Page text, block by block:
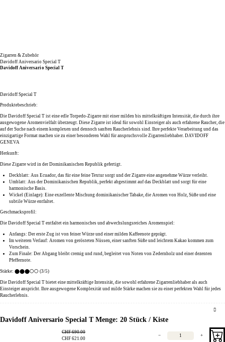
Zigarren & Zubehör
Davidoff Aniversario Special T
Davidoff Aniversario Special T
Davidoff Special T
Produktebeschrieb:
Die Davidoff Special T ist eine edle Torpedo-Zigarre mit einer milden bis mittelkräftigen Intensität, die durch ihre
ausgewogene Aromenvielfalt überzeugt. Diese Zigarre ist ideal für sowohl Einsteiger als auch erfahrene Raucher, die
auf der Suche nach einem komplexen und dennoch sanften Raucherlebnis sind. Ihre perfekte Verarbeitung und das
einzigartige Format machen sie zu einer besonderen Wahl für anspruchsvolle Zigarrenliebhaber. DAVIDOFF
GENEVA
Herkunft:
Diese Zigarre wird in der Dominikanischen Republik gefertigt.
Deckblatt: Aus Ecuador, das für eine feine Textur sorgt und der Zigarre eine angenehme Würzeverleiht.
Umblatt: Aus der Dominikanischen Republik , perfekt abgestimmt auf das Deckblatt und sorgt für eine
harmonische Basis.
Wickel (Einlage): Eine exzellente Mischung dominikanischer Tabake, die Aromen von Holz, Süßeund eine
subtile Würzeentfaltet.
Geschmacksprofil:
Die Davidoff Special T entfaltet ein harmonisches und abwechslungsreiches Aromenspiel:
Anfangs: Der erste Zug ist von feiner Würzeund einer milden Kaffeenotegeprägt.
Im weiteren Verlauf: Aromen von gerösteten Nüssen, einer sanften Süßeund leichtem Kakaokommen zum
Vorschein.
Zum Finale: Der Abgang bleibt cremig und rund, begleitet von Noten von Zedernholzund einer dezenten
Pfeffernote.
Stärke: ⬤⬤⬤⚪⚪ (3/5)
Die Davidoff Special T bietet eine mittelkräftige Intensität, die sowohl erfahrene Zigarrenliebhaber als auch
Einsteiger anspricht. Ihre ausgewogene Komplexität und milde Stärke machen sie zu einer perfekten Wahl für jedes
Raucherlebnis.
Davidoff Aniversario Special T Menge: 20 Stück / Kiste
CHF690.00
CHF 621.00
− +